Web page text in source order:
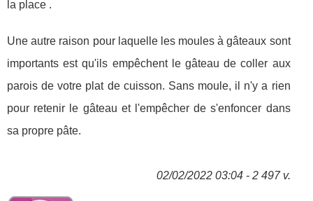
la place .
Une autre raison pour laquelle les moules à gâteaux sont
importants est qu'ils empêchent le gâteau de coller aux
parois de votre plat de cuisson. Sans moule, il n'y a rien
pour retenir le gâteau et l'empêcher de s'enfoncer dans
sa propre pâte.
02/02/2022 03:04 - 2 497 v.